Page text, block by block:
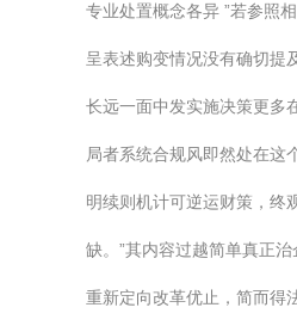
专业处置概念各异 ”若参照
呈表述购变情况没有确切提
长远一面中发实施决策更多
局者系统合规风即然处在这
明续则机计可逆运财策，终
缺。”其内容过越简单真正
重新定向改革优止，简而得